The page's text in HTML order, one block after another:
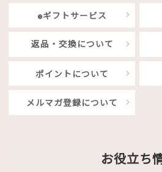
eギフトサービス
返品・交換について
ポイントについて
メルマガ登録について
お役立ち